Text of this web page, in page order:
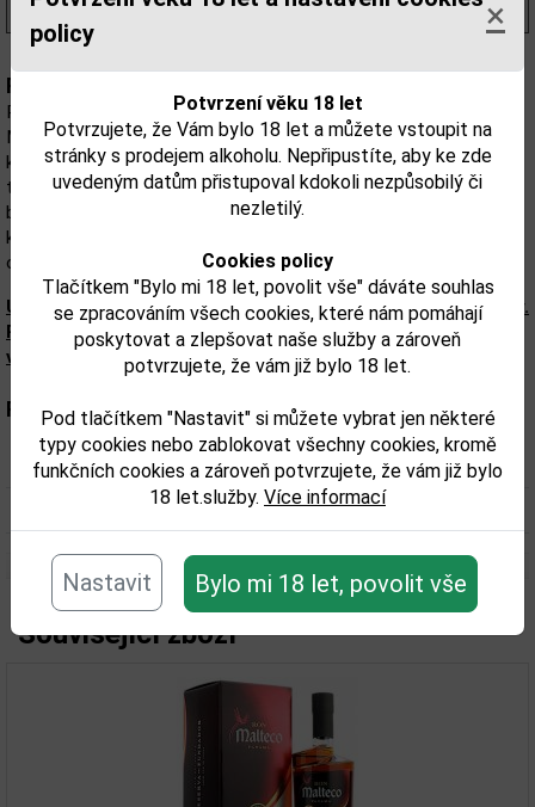
policy
×
Potvrzení věku 18 let
Potvrzujete, že Vám bylo 18 let a můžete vstoupit na
stránky s prodejem alkoholu. Nepřipustíte, aby ke zde
uvedeným datům přistupoval kdokoli nezpůsobilý či
nezletilý.
Cookies policy
Tlačítkem "Bylo mi 18 let, povolit vše" dáváte souhlas
se zpracováním všech cookies, které nám pomáhají
poskytovat a zlepšovat naše služby a zároveň
potvrzujete, že vám již bylo 18 let.
Pod tlačítkem "Nastavit" si můžete vybrat jen některé
typy cookies nebo zablokovat všechny cookies, kromě
funkčních cookies a zároveň potvrzujete, že vám již bylo
18 let.služby. Více informací
Nastavit Bylo mi 18 let, povolit vše
(1 506,00 Kč/l)
Popis:
RUM MALECON 18YO 0,7l 40%
Malecon 18 y 0,7 l. Střed mezi 15 a 21 letým rumem této
kategorie. Malecon 18Y pochází z Panamy, nicméně je vyráběn
tradiční kubánskou metodou. To znamená, že zraje v sudu po
bourbonu po celou dobu. Toto zraní je patrné už z jeho aroma,
kde převládají tóny dubu a vanilky. V chuti pak zaujme sušené
ovoce, opět tóny starého dubového sudu a jemný náznak koření.
Upozorňujeme, že tento produkt může obsahovat alergeny.
Přesné složení a alergeny jsou k dispozici na obalu
výrobku. Zkontrolujte prosím před konzumací.
Parametry:
Obsah alkoholu obj. %: 40
Související zboží